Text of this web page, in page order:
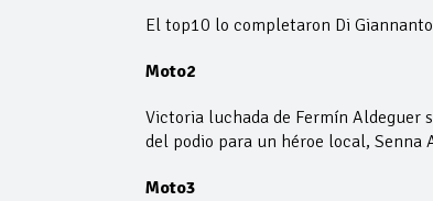
El top10 lo completaron Di
Moto2
Victoria luchada de Fermín Aldeguer
del podio para un héroe local, Senna
Moto3